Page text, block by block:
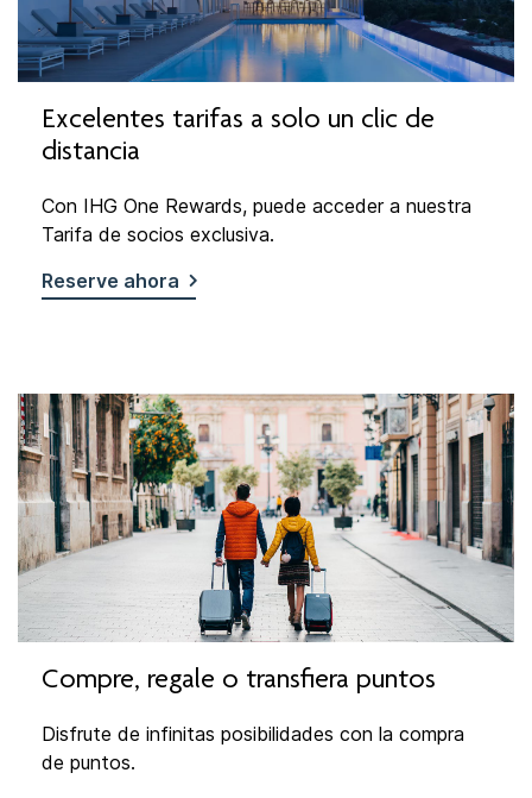
Excelentes tarifas a solo un clic de
distancia
Con IHG One Rewards, puede acceder a nuestra
Tarifa de socios exclusiva.
Reserve ahora
Compre, regale o transfiera puntos
Disfrute de infinitas posibilidades con la compra
de puntos.